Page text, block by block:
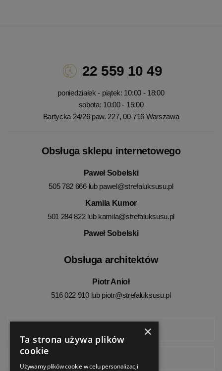
22 559 10 49
poniedziałek - piątek: 10:00 - 18:00
sobota: 10:00 - 15:00
Bartycka 24/26 paw. 227, 00-716 Warszawa
Obsługa sklepu internetowego
Paweł Sobelski
505 782 666 lub pawel@strefaluksusu.pl
Kamila Kumor
501 284 822 lub kamila@strefaluksusu.pl
Paweł Sobelski
Obsługa architektów
Piotr Anioł
516 022 910 lub piotr@strefaluksusu.pl
×
Ta strona używa plików
cookie
Używamy plików cookie w celu personalizacji